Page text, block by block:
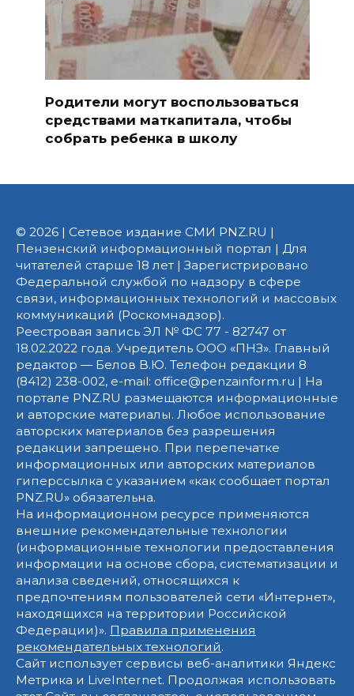
Родители могут воспользоваться
средствами маткапитала, чтобы
собрать ребенка в школу
© 2026 | Сетевое издание СМИ PNZ.RU |
Пензенский информационный портал | Для
читателей старше 18 лет | Зарегистрировано
Федеральной службой по надзору в сфере
связи, информационных технологий и массовых
коммуникаций (Роскомнадзор).
Реестровая запись ЭЛ № ФС 77 - 82747 от
18.02.2022 года. Учредитель ООО «ПНЗ». Главный
редактор — Белов В.Ю. Телефон редакции 8
(8412) 238-002, e-mail: office@penzainform.ru | На
портале PNZ.RU размещаются информационные
и авторские материалы. Любое использование
авторских материалов без разрешения
редакции запрещено. При перепечатке
информационных или авторских материалов
гиперссылка с указанием «как сообщает портал
PNZ.RU» обязательна.
На информационном ресурсе применяются
внешние рекомендательные технологии
(информационные технологии предоставления
информации на основе сбора, систематизации и
анализа сведений, относящихся к
предпочтениям пользователей сети «Интернет»,
находящихся на территории Российской
Федерации)». Правила применения
рекомендательных технологий.
Сайт использует сервисы веб-аналитики Яндекс
Метрика и LiveInternet. Продолжая использовать